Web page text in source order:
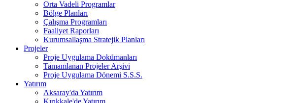
Orta Vadeli Programlar
Bölge Planları
Çalışma Programları
Faaliyet Raporları
Kurumsallaşma Stratejik Planları
Projeler
Proje Uygulama Dokümanları
Tamamlanan Projeler Arşivi
Proje Uygulama Dönemi S.S.S.
Yatırım
Aksaray'da Yatırım
Kırıkkale'de Yatırım